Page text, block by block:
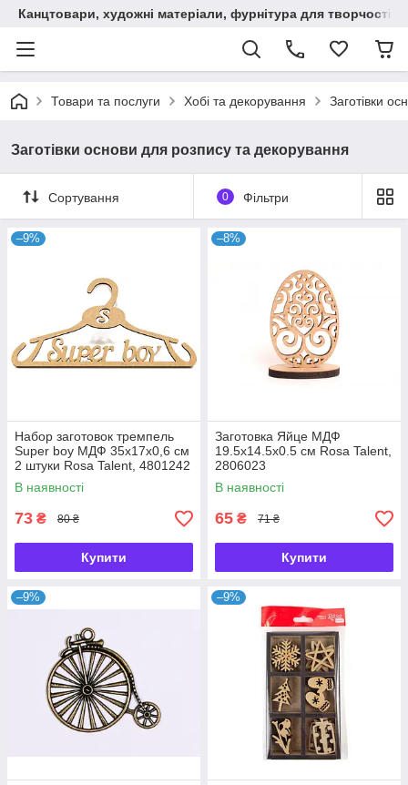
Канцтовари, художні матеріали, фурнітура для творчості
Товари та послуги Хобі та декорування Заготівки
Заготівки основи для розпису та декорування
Сортування 0 Фільтри
–9%
Набор заготовок тремпель
Super boy МДФ 35х17х0,6 см
2 штуки Rosa Talent, 4801242
В наявності
73 ₴ 80 ₴
Купити
–8%
Заготовка Яйце МДФ
19.5х14.5х0.5 см Rosa Talent,
2806023
В наявності
65 ₴ 71 ₴
Купити
–9% –9%